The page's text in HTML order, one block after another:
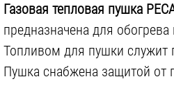
Газовая тепловая пушка
предназначена для
Топливом для пушки служит
Пушка снабжена защитой от